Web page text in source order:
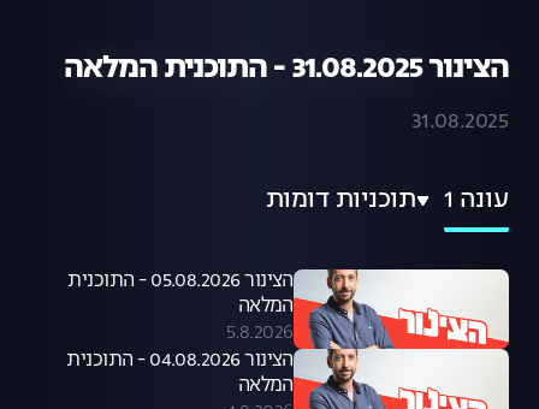
הצינור 31.08.2025 - התוכנית המלאה
31.08.2025
עונה 1 תוכניות דומות
הצינור 05.08.2026 - התוכנית
המלאה
5.8.2026
הצינור 04.08.2026 - התוכנית
המלאה